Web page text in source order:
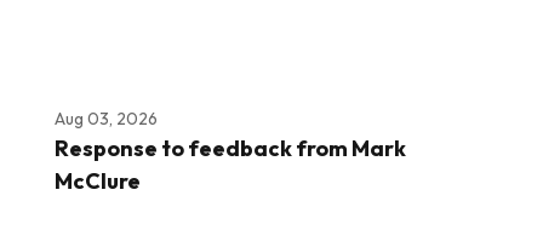
Aug 03, 2026
Response to feedback from Mark
McClure